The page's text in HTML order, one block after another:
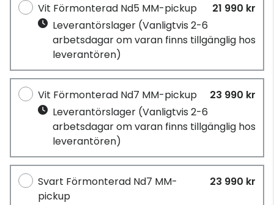
Vit Förmonterad Nd5 MM-pickup
21 990 kr
Leverantörslager (Vanligtvis 2-6
arbetsdagar om varan finns tillgänglig hos
leverantören)
Vit Förmonterad Nd7 MM-pickup
23 990 kr
Leverantörslager (Vanligtvis 2-6
arbetsdagar om varan finns tillgänglig hos
leverantören)
Svart Förmonterad Nd7 MM-
pickup
23 990 kr